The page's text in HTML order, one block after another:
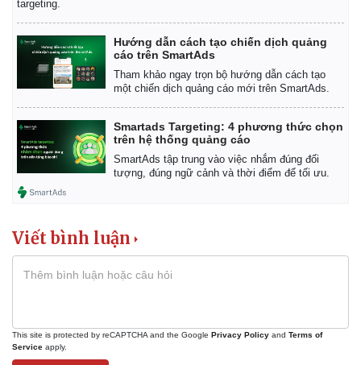
targeting.
Hướng dẫn cách tạo chiến dịch quảng
cáo trên SmartAds
Tham khảo ngay trọn bộ hướng dẫn cách tạo
một chiến dịch quảng cáo mới trên SmartAds.
Smartads Targeting: 4 phương thức chọn
trên hệ thống quảng cáo
SmartAds tập trung vào việc nhắm đúng đối
tượng, đúng ngữ cảnh và thời điểm để tối ưu.
Viết bình luận
This site is protected by reCAPTCHA and the Google Privacy Policy and Terms of
Service apply.